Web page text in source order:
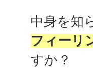
中身を知
フィーリ
すか？